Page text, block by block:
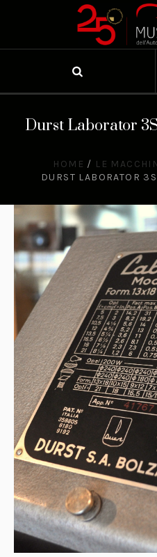
Durst Laborator
HOME / LE
DURST LABORATOR